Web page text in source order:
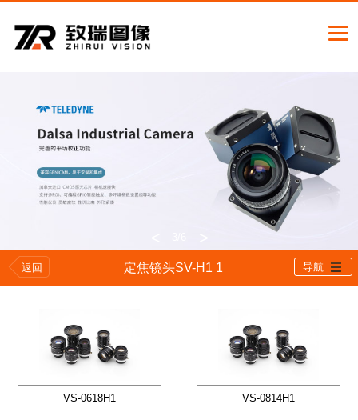
返回 定焦镜头SV-H1 1 导航
VS-0618H1 VS-0814H1